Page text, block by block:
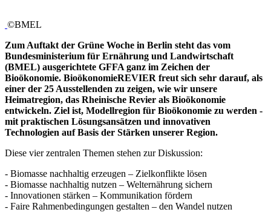
©BMEL
Zum Auftakt der Grüne Woche in Berlin steht das vom
Bundesministerium für Ernährung und Landwirtschaft
(BMEL) ausgerichtete GFFA ganz im Zeichen der
Bioökonomie. BioökonomieREVIER freut sich sehr darauf, als
einer der 25 Ausstellenden zu zeigen, wie wir unsere
Heimatregion, das Rheinische Revier als Bioökonomie
entwickeln. Ziel ist, Modellregion für Bioökonomie zu werden -
mit praktischen Lösungsansätzen und innovativen
Technologien auf Basis der Stärken unserer Region.
Diese vier zentralen Themen stehen zur Diskussion:
- Biomasse nachhaltig erzeugen – Zielkonflikte lösen
- Biomasse nachhaltig nutzen – Welternährung sichern
- Innovationen stärken – Kommunikation fördern
- Faire Rahmenbedingungen gestalten – den Wandel nutzen